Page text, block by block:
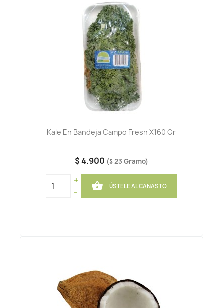
Kale En Bandeja Campo Fresh X160 Gr
$ 4.900 ($ 23 Gramo)
+
-
 ÚSTELE AL CANASTO